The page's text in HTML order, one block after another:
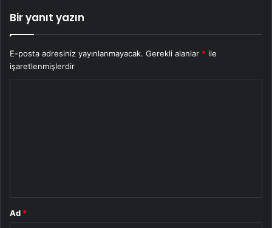
Bir yanıt yazın
E-posta adresiniz yayınlanmayacak. Gerekli alanlar * ile
işaretlenmişlerdir
Ad *